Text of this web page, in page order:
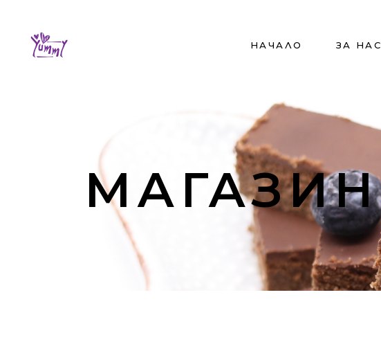
НАЧАЛО ЗА НАС
МАГАЗИН